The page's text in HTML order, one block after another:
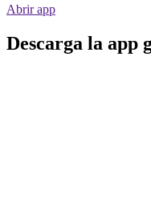
Abrir app
Descarga la app